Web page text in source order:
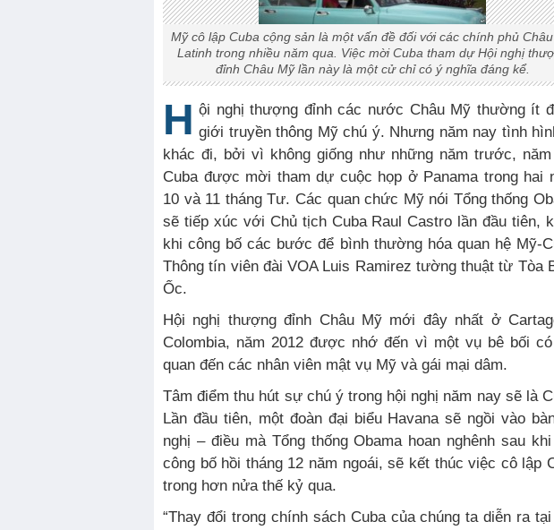
Mỹ cô lập Cuba cộng sản là một vấn đề đối với các chính phủ
Latinh trong nhiều năm qua. Việc mời Cuba tham dự Hội nghị
đỉnh Châu Mỹ lần này là một cử chỉ có ý nghĩa đáng kể.
H ội nghị thượng đỉnh các nước Châu Mỹ thường ít
giới truyền thông Mỹ chú ý. Nhưng năm nay tình
khác đi, bởi vì không giống như những năm trước,
Cuba được mời tham dự cuộc họp ở Panama trong hai
10 và 11 tháng Tư. Các quan chức Mỹ nói Tổng thống
sẽ tiếp xúc với Chủ tịch Cuba Raul Castro lần đầu tiên,
khi công bố các bước để bình thường hóa quan hệ Mỹ-
Thông tín viên đài VOA Luis Ramirez tường thuật từ Tòa
Ốc.
Hội nghị thượng đỉnh Châu Mỹ mới đây nhất ở
Colombia, năm 2012 được nhớ đến vì một vụ bê bối
quan đến các nhân viên mật vụ Mỹ và gái mại dâm.
Tâm điểm thu hút sự chú ý trong hội nghị năm nay sẽ là
Lần đầu tiên, một đoàn đại biểu Havana sẽ ngồi vào
nghị – điều mà Tổng thống Obama hoan nghênh sau
công bố hồi tháng 12 năm ngoái, sẽ kết thúc việc cô lập
trong hơn nửa thế kỷ qua.
“Thay đổi trong chính sách Cuba của chúng ta diễn ra